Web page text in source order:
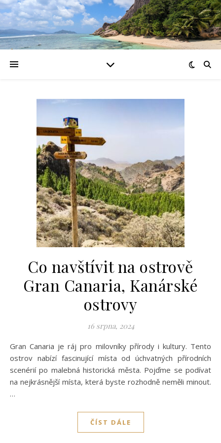
Co navštívit na ostrově
Gran Canaria, Kanárské
ostrovy
16 srpna, 2024
Gran Canaria je ráj pro milovníky přírody i kultury. Tento
ostrov nabízí fascinující místa od úchvatných přírodních
scenérií po malebná historická města. Pojďme se podívat
na nejkrásnější místa, která byste rozhodně neměli minout.
…
ČÍST DÁLE